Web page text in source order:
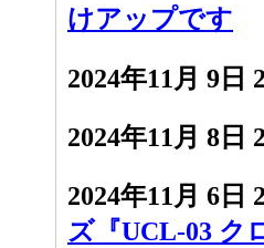
けアップです
2024年11月 9日
2024年11月 8日
2024年11月 6日
ズ『UCL-03 ク